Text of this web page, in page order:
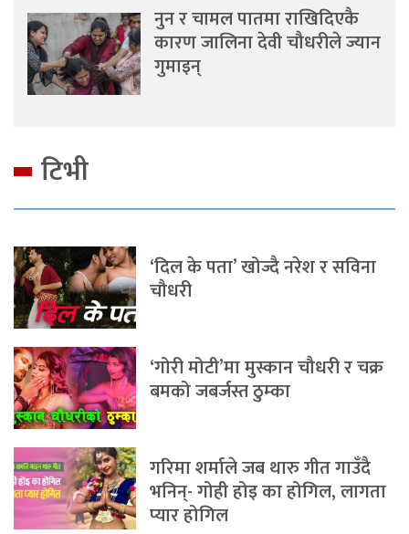
नुन र चामल पातमा राखिदिएकै
कारण जालिना देवी चौधरीले ज्यान
गुमाइन्
टिभी
‘दिल के पता’ खोज्दै नरेश र सविना
चौधरी
‘गोरी मोटी’मा मुस्कान चौधरी र चक्र
बमको जबर्जस्त ठुम्का
गरिमा शर्माले जब थारु गीत गाउँदै
भनिन्- गोही होइ का होगिल, लागता
प्यार होगिल